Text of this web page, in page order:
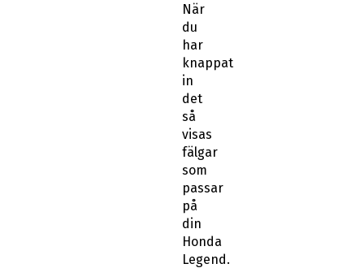
När
du
har
knappat
in
det
så
visas
fälgar
som
passar
på
din
Honda
Legend.